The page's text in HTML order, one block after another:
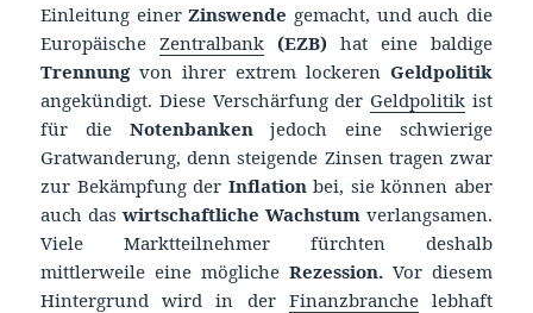
Einleitung einer Zinswende gemacht, und auch die
EuropäischeZentralbank (EZB) hat eine baldige
Trennungvon ihrer extrem lockeren Geldpolitik
angekündigt. Diese Verschärfung der Geldpolitikist
für die Notenbanken jedoch eine schwierige
Gratwanderung, denn steigende Zinsen tragen zwar
zur Bekämpfung der Inflation bei, sie können aber
auch das wirtschaftliche Wachstum verlangsamen.
Viele Marktteilnehmer fürchten deshalb
mittlerweile eine mögliche Rezession.Vor diesem
Hintergrund wird in der Finanzbranchelebhaft